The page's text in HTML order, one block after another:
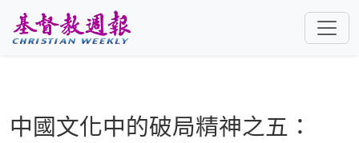
中國文化中的破局精神之五：